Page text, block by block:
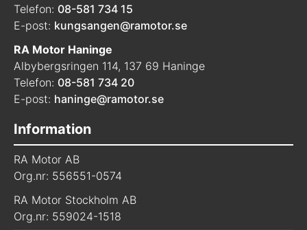
Telefon: 08-581 734 15
E-post: kungsangen@ramotor.se
RA Motor Haninge
Albybergsringen 114, 137 69 Haninge
Telefon: 08-581 734 20
E-post: haninge@ramotor.se
Information
RA Motor AB
Org.nr: 556551-0574
RA Motor Stockholm AB
Org.nr: 559024-1518